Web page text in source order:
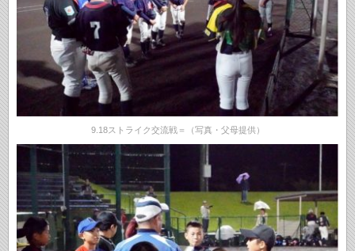
9.18ストライク交流戦＝（写真・父母提供）